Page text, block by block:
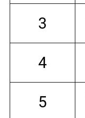
3
4
5